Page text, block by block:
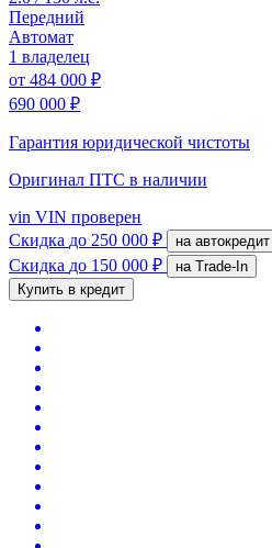
Передний
Автомат
1 владелец
от 484 000 ₽
690 000 ₽
Гарантия юридической чистоты
Оригинал ПТС в наличии
vin VIN проверен
Скидка до 250 000 ₽ на автокредит
Скидка до 150 000 ₽
на Trade-In
Купить в кредит